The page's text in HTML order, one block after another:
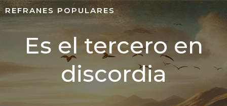
REFRANES POPULARES
Es el tercero en
discordia